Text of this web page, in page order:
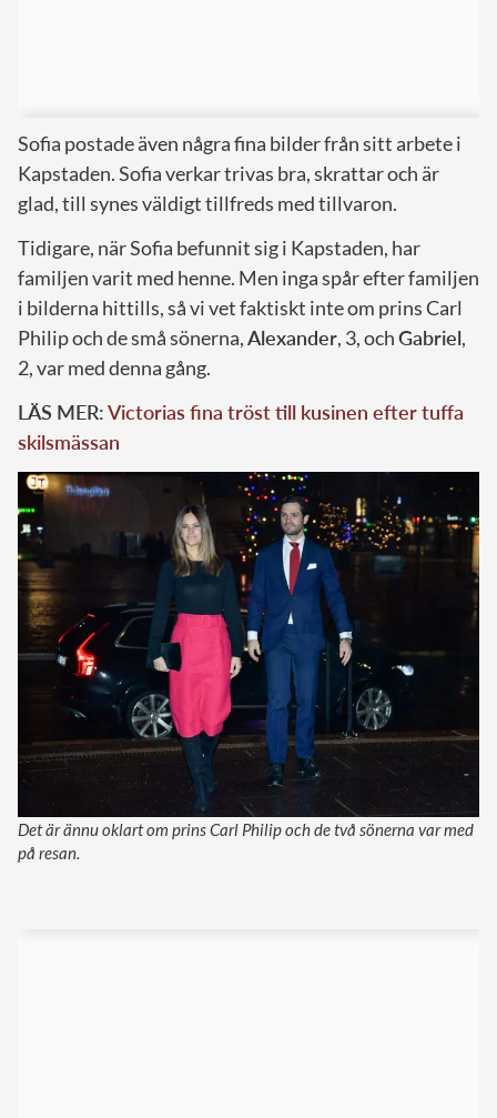
Sofia postade även några fina bilder från sitt arbete i
Kapstaden. Sofia verkar trivas bra, skrattar och är
glad, till synes väldigt tillfreds med tillvaron.
Tidigare, när Sofia befunnit sig i Kapstaden, har
familjen varit med henne. Men inga spår efter familjen
i bilderna hittills, så vi vet faktiskt inte om prins Carl
Philip och de små sönerna,Alexander, 3, ochGabriel,
2, var med denna gång.
LÄS MER:Victorias fina tröst till kusinen efter tuffa
skilsmässan
Det är ännu oklart om prins Carl Philip och de två sönerna var med
på resan.